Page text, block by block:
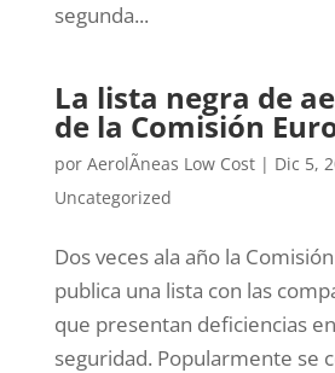
segunda...
La lista negra de
de la Comisión
por AerolÃ­neas Low Cost| Dic 5,
Uncategorized
Dos veces ala año la
publica una lista con las
que presentan deficiencias
seguridad. Popularmente se